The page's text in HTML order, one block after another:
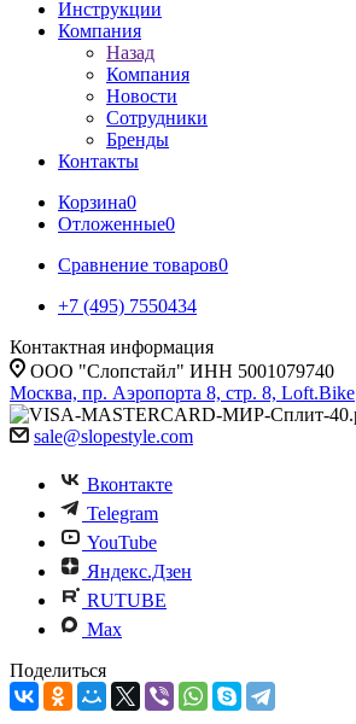
Инструкции
Компания
Назад
Компания
Новости
Сотрудники
Бренды
Контакты
Корзина0
Отложенные0
Сравнение товаров0
+7 (495) 7550434
Контактная информация
ООО "Слопстайл" ИНН 5001079740
Москва, пр. Аэропорта 8, стр. 8, Loft.Bike
sale@slopestyle.com
Вконтакте
Telegram
YouTube
Яндекс.Дзен
RUTUBE
Max
Поделиться